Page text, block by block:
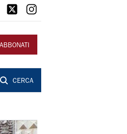
ABBONATI
CERCA